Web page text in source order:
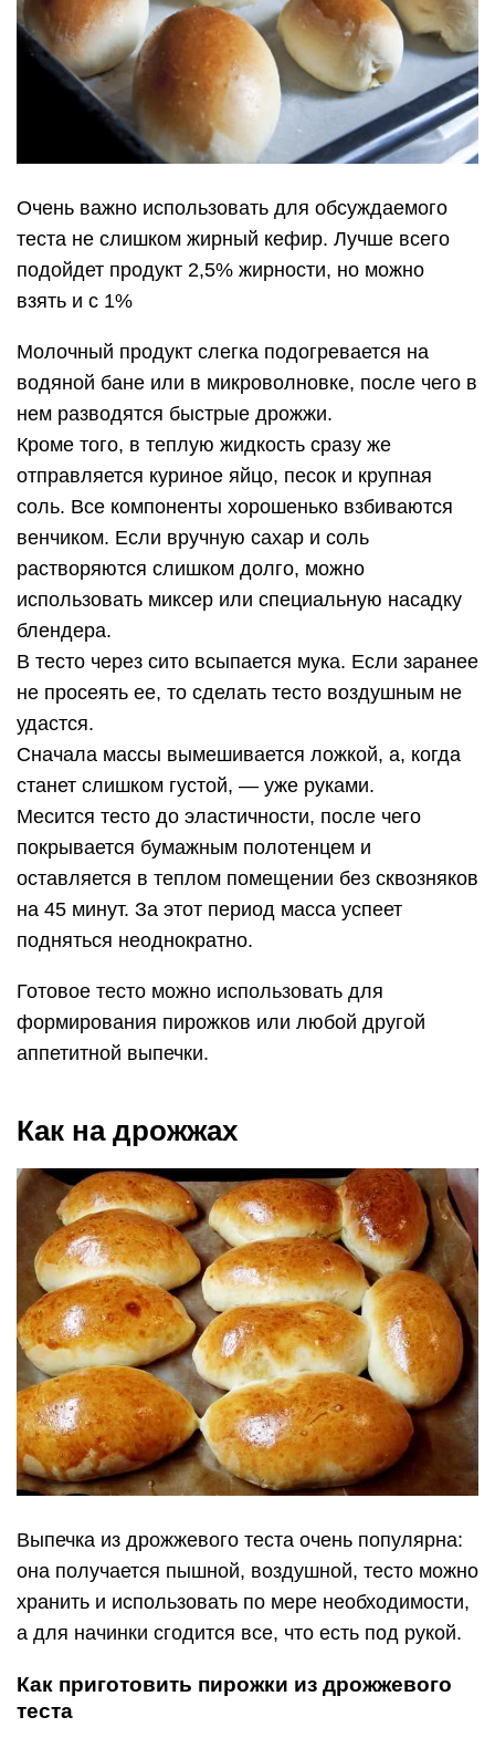
Очень важно использовать для обсуждаемого
теста не слишком жирный кефир. Лучше всего
подойдет продукт 2,5% жирности, но можно
взять и с 1%
Молочный продукт слегка подогревается на
водяной бане или в микроволновке, после чего в
нем разводятся быстрые дрожжи.
Кроме того, в теплую жидкость сразу же
отправляется куриное яйцо, песок и крупная
соль. Все компоненты хорошенько взбиваются
венчиком. Если вручную сахар и соль
растворяются слишком долго, можно
использовать миксер или специальную насадку
блендера.
В тесто через сито всыпается мука. Если заранее
не просеять ее, то сделать тесто воздушным не
удастся.
Сначала массы вымешивается ложкой, а, когда
станет слишком густой, — уже руками.
Месится тесто до эластичности, после чего
покрывается бумажным полотенцем и
оставляется в теплом помещении без сквозняков
на 45 минут. За этот период масса успеет
подняться неоднократно.
Готовое тесто можно использовать для
формирования пирожков или любой другой
аппетитной выпечки.
Как на дрожжах
Выпечка из дрожжевого теста очень популярна:
она получается пышной, воздушной, тесто можно
хранить и использовать по мере необходимости,
а для начинки сгодится все, что есть под рукой.
Как приготовить пирожки из дрожжевого
теста